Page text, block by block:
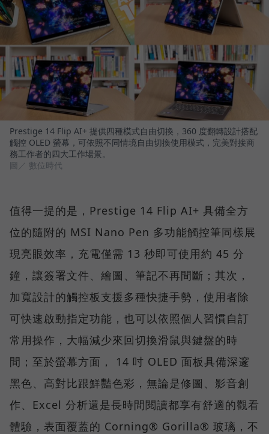
Prestige 14 Flip AI+ 提供四種模式自由切換，360 度翻轉設計搭配
觸控 OLED 螢幕，可依照不同情境自由切換使用模式，完美對接商
務工作者的四大工作場景。
圖／ 數位時代
值得一提的是，Prestige 14 Flip AI+ 具備全方
位的隨附的 MSI Nano Pen 多功能觸控筆同樣展
現亮眼效率，充電僅需 13 秒即可使用約 45 分
鐘，讓簽署文件、繪圖、筆記不再間斷；其次，
加寬設計的觸控板支援多種快捷手勢，使用者除
可快速啟動指定功能，也可以依照個人習慣自訂
常用操作，大幅減少來回切換滑鼠與鍵盤的時
間；至於螢幕方面， 14 吋 OLED 面板具備深邃
黑色、高對比跟鮮豔色彩，無論是修圖、影音創
作、Excel 分析還是長時間閱讀都享有舒適的觀看
體驗，表面覆蓋的 Corning® Gorilla® 玻璃，不